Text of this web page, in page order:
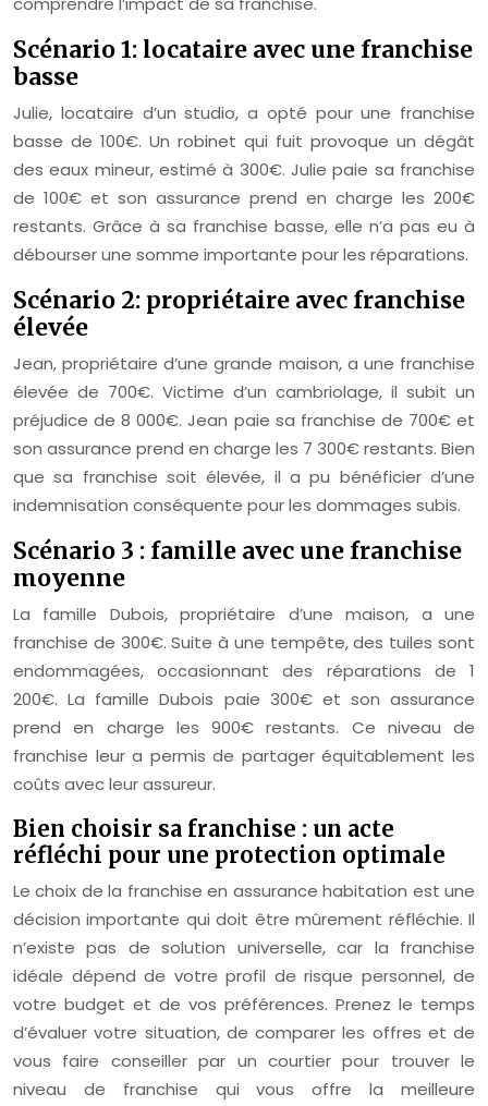
Scénario 1: locataire avec une franchise
basse
Julie, locataire d’un studio, a opté pour une franchise
basse de 100€. Un robinet qui fuit provoque un dégât
des eaux mineur, estimé à 300€. Julie paie sa franchise
de 100€ et son assurance prend en charge les 200€
restants. Grâce à sa franchise basse, elle n’a pas eu à
débourser une somme importante pour les réparations.
Scénario 2: propriétaire avec franchise
élevée
Jean, propriétaire d’une grande maison, a une franchise
élevée de 700€. Victime d’un cambriolage, il subit un
préjudice de 8 000€. Jean paie sa franchise de 700€ et
son assurance prend en charge les 7 300€ restants. Bien
que sa franchise soit élevée, il a pu bénéficier d’une
indemnisation conséquente pour les dommages subis.
Scénario 3 : famille avec une franchise
moyenne
La famille Dubois, propriétaire d’une maison, a une
franchise de 300€. Suite à une tempête, des tuiles sont
endommagées, occasionnant des réparations de 1
200€. La famille Dubois paie 300€ et son assurance
prend en charge les 900€ restants. Ce niveau de
franchise leur a permis de partager équitablement les
coûts avec leur assureur.
Bien choisir sa franchise : un acte
réfléchi pour une protection optimale
Le choix de la franchise en assurance habitation est une
décision importante qui doit être mûrement réfléchie. Il
n’existe pas de solution universelle, car la franchise
idéale dépend de votre profil de risque personnel, de
votre budget et de vos préférences. Prenez le temps
d’évaluer votre situation, de comparer les offres et de
vous faire conseiller par un courtier pour trouver le
niveau de franchise qui vous offre la meilleure